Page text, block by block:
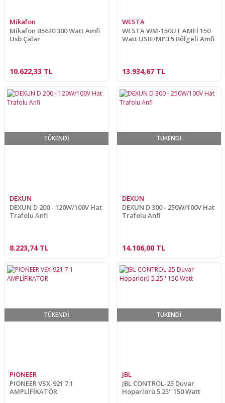
Mikafon
Mikafon B5630 300 Watt Amfi
Usb Çalar
10.622,33 TL
WESTA
WESTA WM-150UT AMFİ 150
Watt USB /MP3 5 Bölgeli Amfi
13.934,67 TL
TÜKENDİ
DEXUN
DEXUN D 200 - 120W/100V Hat
Trafolu Anfi
8.223,74 TL
TÜKENDİ
DEXUN
DEXUN D 300 - 250W/100V Hat
Trafolu Anfi
14.106,00 TL
TÜKENDİ
PIONEER
PIONEER VSX-921 7.1
AMPLİFİKATÖR
TÜKENDİ
JBL
JBL CONTROL-25 Duvar
Hoparlörü 5.25'' 150 Watt